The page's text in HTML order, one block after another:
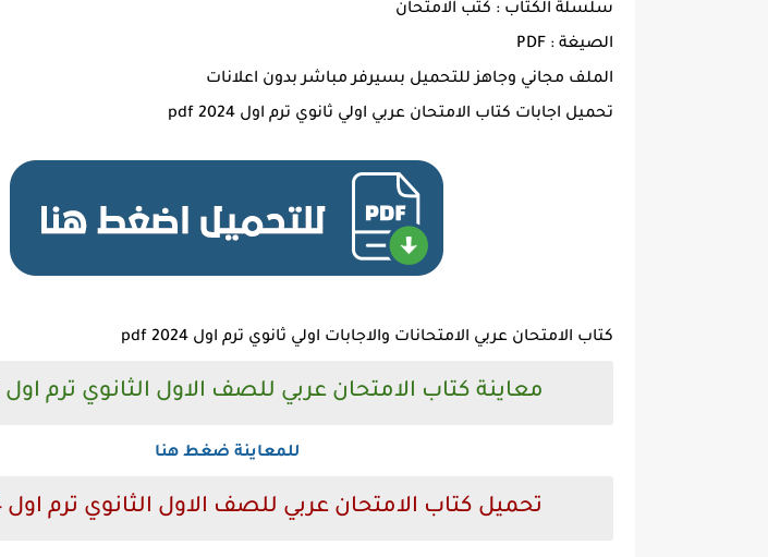
سلسلة الكتاب : كتب الامتحان
الصيغة : PDF
الملف مجاني وجاهز للتحميل بسيرفر مباشر بدون اعلانات
تحميل اجابات كتاب الامتحان عربي اولي ثانوي ترم اول 2024 pdf
كتاب الامتحان عربي الامتحانات والاجابات اولي ثانوي ترم اول 2024 pdf
معاينة كتاب الامتحان عربي للصف الاول الثانوي ترم اول 2024 pdf
للمعاينة ضغط هنا
تحميل كتاب الامتحان عربي للصف الاول الثانوي ترم اول 2024 pdf